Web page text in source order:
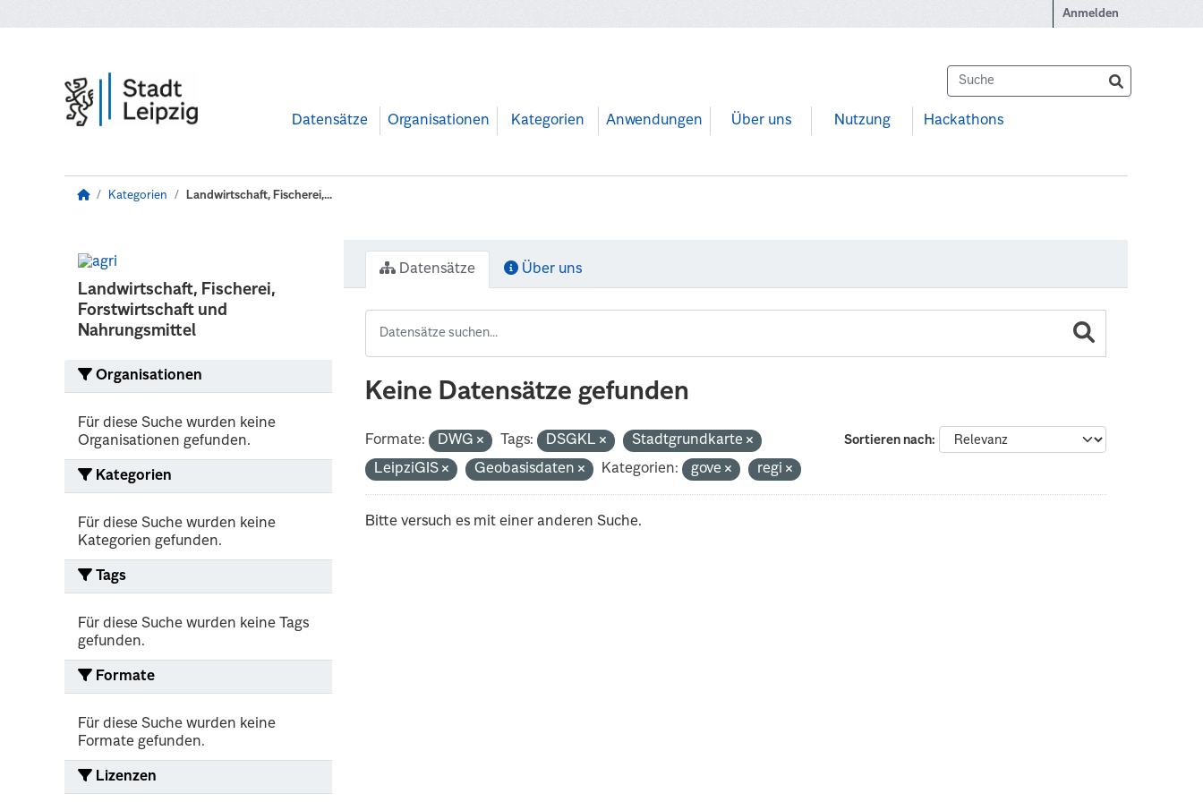
Anmelden
Datensätze Organisationen Kategorien Anwendungen Über uns Nutzung Hackathons
Kategorien Landwirtschaft, Fischerei,...
Landwirtschaft, Fischerei,
Forstwirtschaft und
Nahrungsmittel
Organisationen
Für diese Suche wurden keine
Organisationen gefunden.
Kategorien
Für diese Suche wurden keine
Kategorien gefunden.
Tags
Für diese Suche wurden keine Tags
gefunden.
Formate
Für diese Suche wurden keine
Formate gefunden.
Lizenzen
Datensätze Über uns
Keine Datensätze gefunden
Sortieren nach
Formate: DWG Tags: DSGKL
Stadtgrundkarte
LeipziGIS
Geobasisdaten Kategorien: gove regi
Bitte versuch es mit einer anderen Suche.